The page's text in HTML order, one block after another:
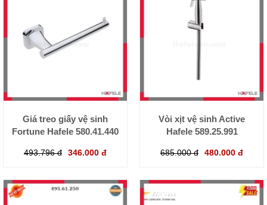
Giá treo giấy vệ sinh
Fortune Hafele 580.41.440
493.796 đ 346.000 đ
Vòi xịt vệ sinh Active
Hafele 589.25.991
685.000 đ 480.000 đ